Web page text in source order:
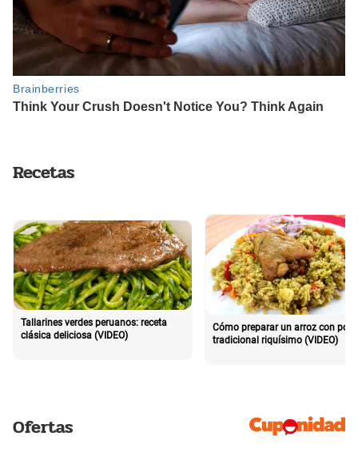
Recetas
Tallarines verdes peruanos: receta
clásica deliciosa (VIDEO)
Cómo preparar un arroz con pollo
tradicional riquísimo (VIDEO)
Ofertas